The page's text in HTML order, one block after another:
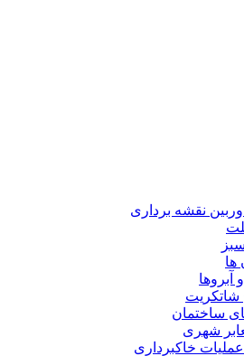
نقشه برداری
ها
آبروها
ساختمان
شهری
خاکبرداری